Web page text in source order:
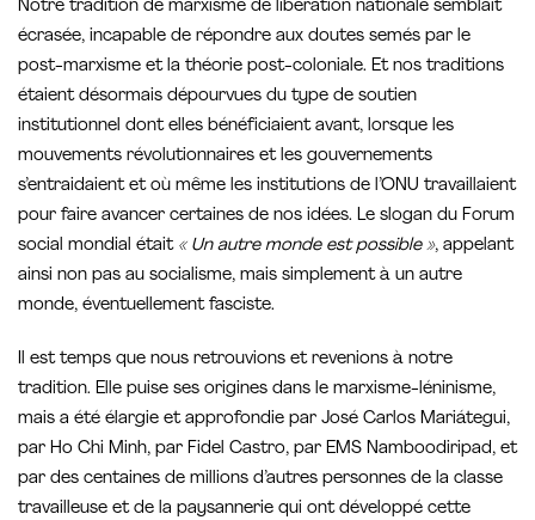
Notre tradition de marxisme de libération nationale semblait
écrasée, incapable de répondre aux doutes semés par le
post-marxisme et la théorie post-coloniale. Et nos traditions
étaient désormais dépourvues du type de soutien
institutionnel dont elles bénéficiaient avant, lorsque les
mouvements révolutionnaires et les gouvernements
s’entraidaient et où même les institutions de l’ONU travaillaient
pour faire avancer certaines de nos idées. Le slogan du Forum
social mondial était « Un autre monde est possible », appelant
ainsi non pas au socialisme, mais simplement à un autre
monde, éventuellement fasciste.
Il est temps que nous retrouvions et revenions à notre
tradition. Elle puise ses origines dans le marxisme-léninisme,
mais a été élargie et approfondie par José Carlos Mariátegui,
par Ho Chi Minh, par Fidel Castro, par EMS Namboodiripad, et
par des centaines de millions d’autres personnes de la classe
travailleuse et de la paysannerie qui ont développé cette